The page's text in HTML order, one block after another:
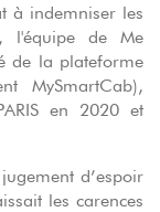
à indemniser les
l'équipe de Me
de la plateforme
MySmartCab),
en 2020 et
d’espoir
les carences